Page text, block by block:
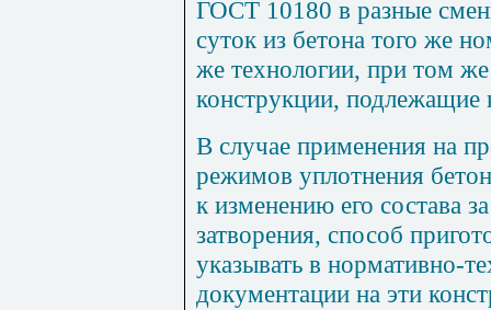
ГОСТ 10180 в разные
суток из бетона того же
же технологии, при том
конструкции, подлежащие
В случае применения на
режимов уплотнения
к изменению его состава
затворения, способ
указывать в нормативно-
документации на эти